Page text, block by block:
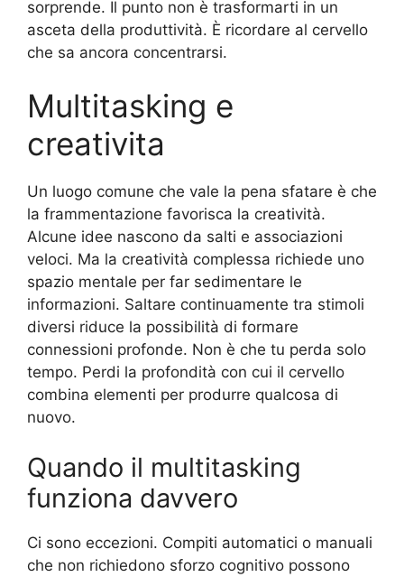
sorprende. Il punto non è trasformarti in un
asceta della produttività. È ricordare al cervello
che sa ancora concentrarsi.
Multitasking e
creativita
Un luogo comune che vale la pena sfatare è che
la frammentazione favorisca la creatività.
Alcune idee nascono da salti e associazioni
veloci. Ma la creatività complessa richiede uno
spazio mentale per far sedimentare le
informazioni. Saltare continuamente tra stimoli
diversi riduce la possibilità di formare
connessioni profonde. Non è che tu perda solo
tempo. Perdi la profondità con cui il cervello
combina elementi per produrre qualcosa di
nuovo.
Quando il multitasking
funziona davvero
Ci sono eccezioni. Compiti automatici o manuali
che non richiedono sforzo cognitivo possono